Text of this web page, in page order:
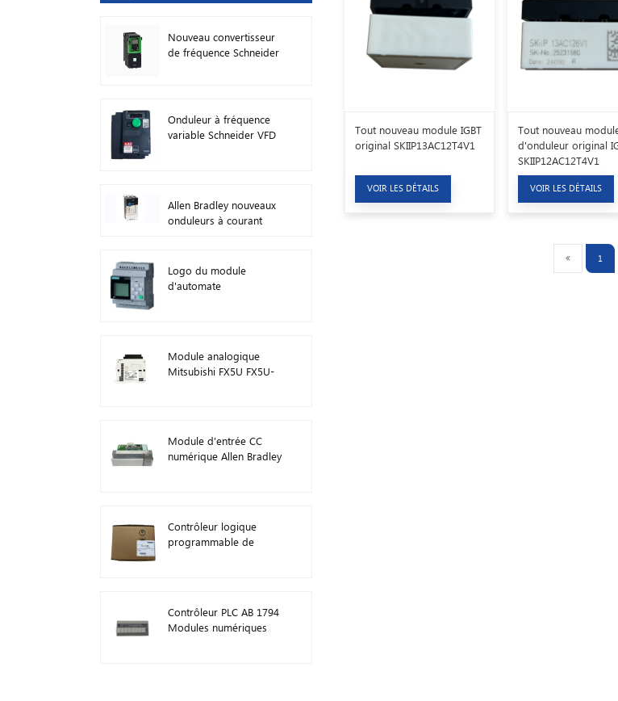
Tout nouveau module IGBT
original SKIIP13AC12T4V1
VOIR LES DÉTAILS
Tout nouveau
d'onduleur original
SKIIP12AC12T4V1
VOIR LES DÉTAILS
1
Nouveau convertisseur
de fréquence Schneider
Onduleur à fréquence
variable Schneider VFD
Allen Bradley nouveaux
onduleurs à courant
Logo du module
d'automate
Module analogique
Mitsubishi FX5U FX5U-
Module d'entrée CC
numérique Allen Bradley
Contrôleur logique
programmable de
Contrôleur PLC AB 1794
Modules numériques